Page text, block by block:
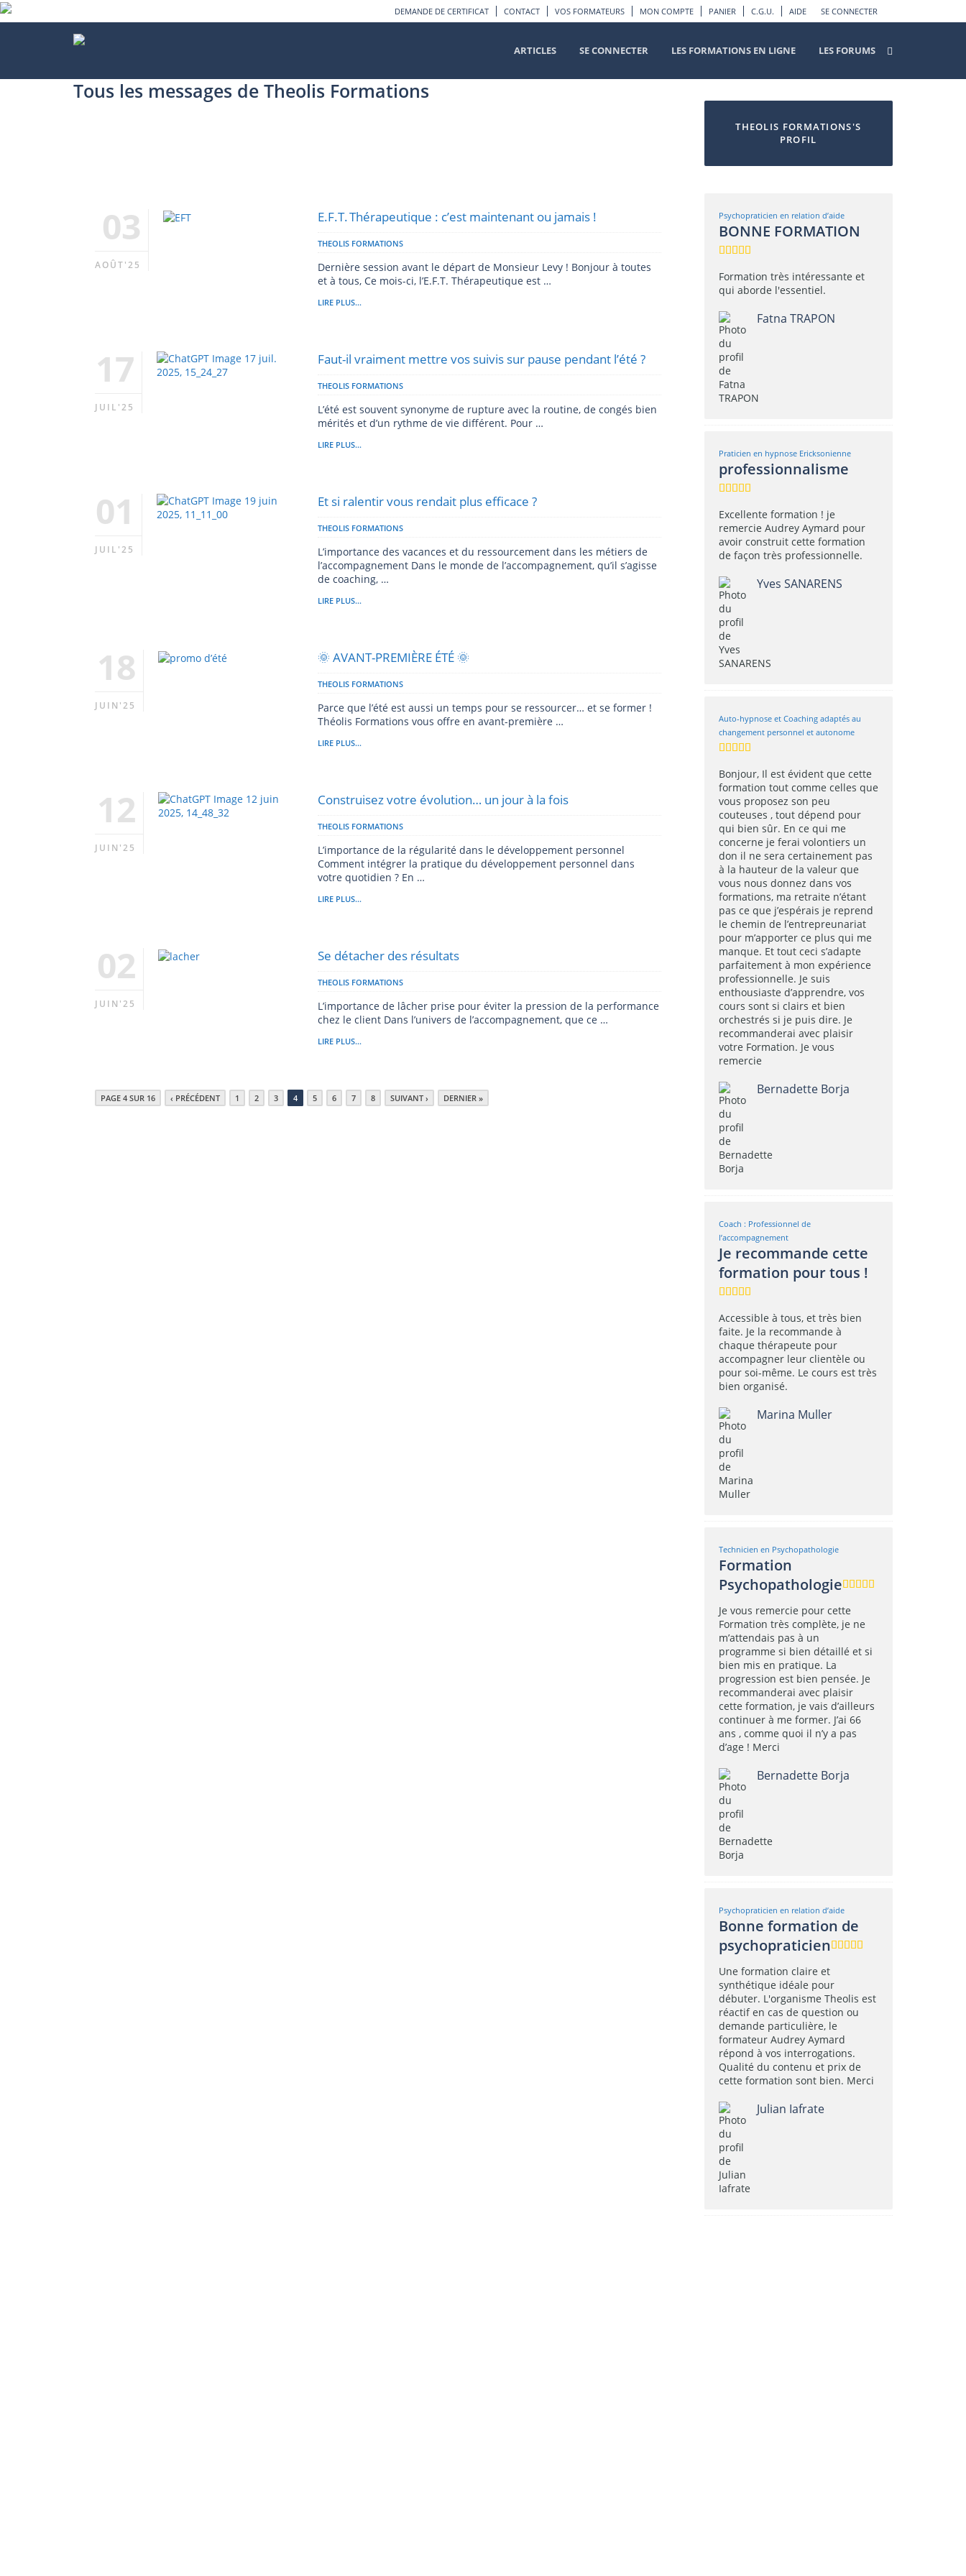
SE CONNECTER
DEMANDE DE CERTIFICAT CONTACT VOS FORMATEURS MON COMPTE PANIER C.G.U. AIDE
ARTICLES SE CONNECTER LES FORMATIONS EN LIGNE LES FORUMS
Tous les messages de Theolis Formations
THEOLIS FORMATIONS'S
PROFIL
03
AOÛT'25
E.F.T. Thérapeutique : c’est maintenant ou jamais !
THEOLIS FORMATIONS
Dernière session avant le départ de Monsieur Levy ! Bonjour à toutes
et à tous, Ce mois-ci, l’E.F.T. Thérapeutique est …
LIRE PLUS...
17
JUIL'25
Faut-il vraiment mettre vos suivis sur pause pendant l’été ?
THEOLIS FORMATIONS
L’été est souvent synonyme de rupture avec la routine, de congés bien
mérités et d’un rythme de vie différent. Pour …
LIRE PLUS...
01
JUIL'25
Et si ralentir vous rendait plus efficace ?
THEOLIS FORMATIONS
L’importance des vacances et du ressourcement dans les métiers de
l’accompagnement Dans le monde de l’accompagnement, qu’il s’agisse
de coaching, …
LIRE PLUS...
18
JUIN'25
🌞 AVANT-PREMIÈRE ÉTÉ 🌞
THEOLIS FORMATIONS
Parce que l’été est aussi un temps pour se ressourcer… et se former !
Théolis Formations vous offre en avant-première …
LIRE PLUS...
12
JUIN'25
Construisez votre évolution… un jour à la fois
THEOLIS FORMATIONS
L’importance de la régularité dans le développement personnel
Comment intégrer la pratique du développement personnel dans
votre quotidien ? En …
LIRE PLUS...
02
JUIN'25
Se détacher des résultats
THEOLIS FORMATIONS
L’importance de lâcher prise pour éviter la pression de la performance
chez le client Dans l’univers de l’accompagnement, que ce …
LIRE PLUS...
PAGE 4 SUR 16 ‹ PRÉCÉDENT 1 2 3 4 5 6 7 8 SUIVANT › DERNIER »
Psychopraticien en relation d’aide
BONNE FORMATION
Formation très intéressante et
qui aborde l'essentiel.
Fatna TRAPON
Praticien en hypnose Ericksonienne
professionnalisme
Excellente formation ! je
remercie Audrey Aymard pour
avoir construit cette formation
de façon très professionnelle.
Yves SANARENS
Auto-hypnose et Coaching adaptés au
changement personnel et autonome
Bonjour, Il est évident que cette
formation tout comme celles que
vous proposez son peu
couteuses , tout dépend pour
qui bien sûr. En ce qui me
concerne je ferai volontiers un
don il ne sera certainement pas
à la hauteur de la valeur que
vous nous donnez dans vos
formations, ma retraite n’étant
pas ce que j’espérais je reprend
le chemin de l’entrepreunariat
pour m’apporter ce plus qui me
manque. Et tout ceci s’adapte
parfaitement à mon expérience
professionnelle. Je suis
enthousiaste d’apprendre, vos
cours sont si clairs et bien
orchestrés si je puis dire. Je
recommanderai avec plaisir
votre Formation. Je vous
remercie
Bernadette Borja
Coach : Professionnel de
l’accompagnement
Je recommande cette
formation pour tous !
Accessible à tous, et très bien
faite. Je la recommande à
chaque thérapeute pour
accompagner leur clientèle ou
pour soi-même. Le cours est très
bien organisé.
Marina Muller
Technicien en Psychopathologie
Formation
Psychopathologie
Je vous remercie pour cette
Formation très complète, je ne
m’attendais pas à un
programme si bien détaillé et si
bien mis en pratique. La
progression est bien pensée. Je
recommanderai avec plaisir
cette formation, je vais d’ailleurs
continuer à me former. J’ai 66
ans , comme quoi il n’y a pas
d’age ! Merci
Bernadette Borja
Psychopraticien en relation d’aide
Bonne formation de
psychopraticien
Une formation claire et
synthétique idéale pour
débuter. L'organisme Theolis est
réactif en cas de question ou
demande particulière, le
formateur Audrey Aymard
répond à vos interrogations.
Qualité du contenu et prix de
cette formation sont bien. Merci
Julian Iafrate